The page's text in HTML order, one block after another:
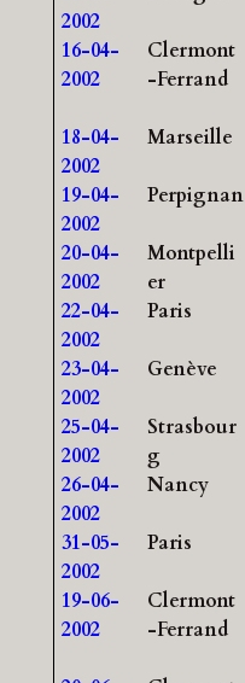
2002
16-04-
2002
Clermont
-Ferrand
18-04-
2002
Marseille
19-04-
2002
Perpignan
20-04-
2002
Montpelli
er
22-04-
2002
Paris
23-04-
2002
Genève
25-04-
2002
Strasbour
g
26-04-
2002
Nancy
31-05-
2002
Paris
19-06-
2002
Clermont
-Ferrand